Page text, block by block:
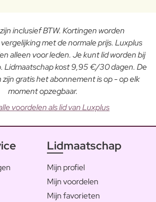
inclusief BTW. Kortingen worden
met de normale prijs. Luxplus
alleen voor leden. Je kunt lid worden bij
Lidmaatschap kost 9,95 €/30 dagen. De
zijn gratis het abonnement is op - op elk
moment opzegbaar.
voordelen als lid van Luxplus
Lidmaatschap
Mijn profiel
Mijn voordelen
Mijn favorieten